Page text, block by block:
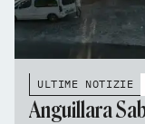
ULTIME NOTIZIE
Anguillara